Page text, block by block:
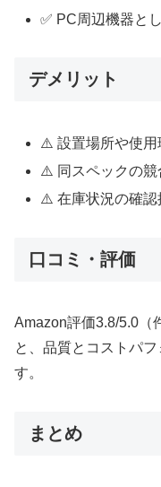
✅ PC周辺機器と
デメリット
⚠️ 設置場所や使用
⚠️ 同スペックの競
⚠️ 在庫状況の確認
口コミ・評価
Amazon評価3.8/5.0（
と、品質とコストパ
す。
まとめ